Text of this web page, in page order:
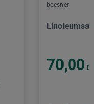
boesner
Linoleumsæt
70,00